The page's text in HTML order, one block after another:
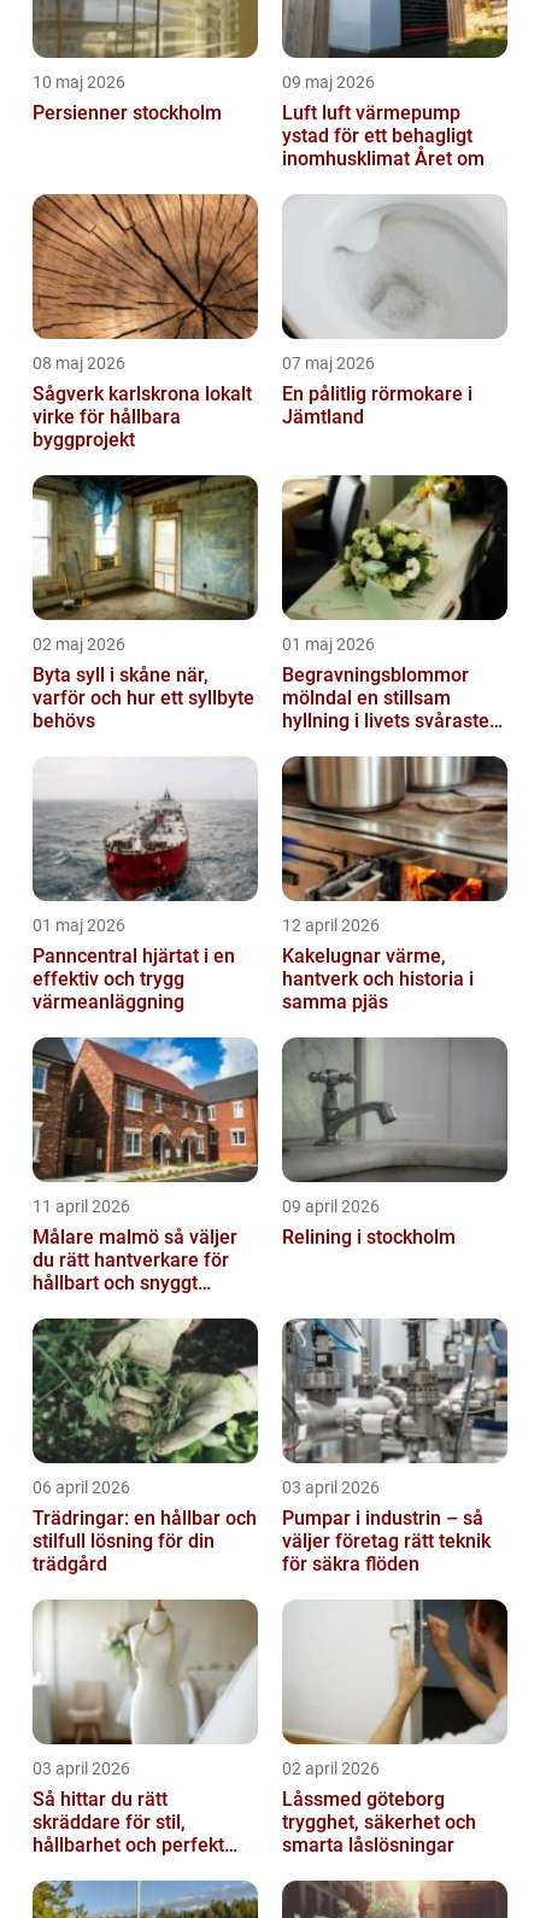
10 maj 2026
Persienner stockholm
09 maj 2026
Luft luft värmepump
ystad för ett behagligt
inomhusklimat Året om
08 maj 2026
Sågverk karlskrona lokalt
virke för hållbara
byggprojekt
07 maj 2026
En pålitlig rörmokare i
Jämtland
02 maj 2026
Byta syll i skåne när,
varför och hur ett syllbyte
behövs
01 maj 2026
Begravningsblommor
mölndal en stillsam
hyllning i livets svåraste
01 maj 2026
Panncentral hjärtat i en
effektiv och trygg
värmeanläggning
12 april 2026
Kakelugnar värme,
hantverk och historia i
samma pjäs
11 april 2026
Målare malmö så väljer
du rätt hantverkare för
hållbart och snyggt
09 april 2026
Relining i stockholm
06 april 2026
Trädringar: en hållbar och
stilfull lösning för din
trädgård
03 april 2026
Pumpar i industrin – så
väljer företag rätt teknik
för säkra flöden
03 april 2026
Så hittar du rätt
skräddare för stil,
hållbarhet och perfekt
02 april 2026
Låssmed göteborg
trygghet, säkerhet och
smarta låslösningar